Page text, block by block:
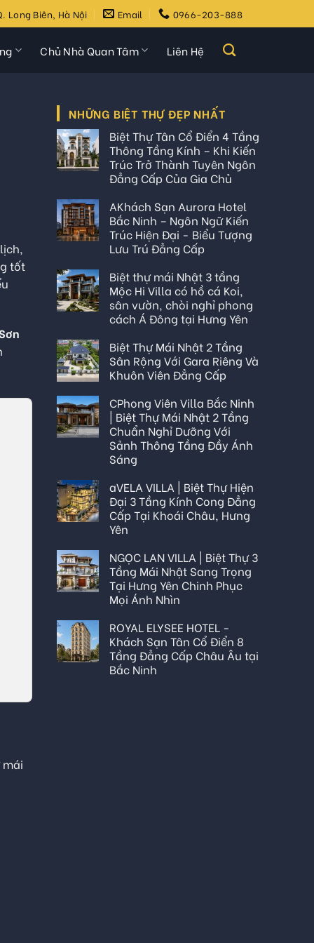
Long Biên, Hà Nội Email 0966-203-888
Chủ Nhà Quan Tâm Liên Hệ
tốt
NHỮNG BIỆT THỰ ĐẸP NHẤT
Biệt Thự Tân Cổ Điển 4 Tầng
Thông Tầng Kính – Khi Kiến
Trúc Trở Thành Tuyên Ngôn
Đẳng Cấp Của Gia Chủ
AKhách Sạn Aurora Hotel
Bắc Ninh – Ngôn Ngữ Kiến
Trúc Hiện Đại - Biểu Tượng
Lưu Trú Đẳng Cấp
Biệt thự mái Nhật 3 tầng
Mộc Hi Villa có hồ cá Koi,
sân vườn, chòi nghỉ phong
cách Á Đông tại Hưng Yên
Biệt Thự Mái Nhật 2 Tầng
Sân Rộng Với Gara Riêng Và
Khuôn Viên Đẳng Cấp
CPhong Viên Villa Bắc Ninh
| Biệt Thự Mái Nhật 2 Tầng
Chuẩn Nghỉ Dưỡng Với
Sảnh Thông Tầng Đầy Ánh
Sáng
aVELA VILLA | Biệt Thự Hiện
Đại 3 Tầng Kính Cong Đẳng
Cấp Tại Khoái Châu, Hưng
Yên
NGỌC LAN VILLA | Biệt Thự 3
Tầng Mái Nhật Sang Trọng
Tại Hưng Yên Chinh Phục
Mọi Ánh Nhìn
ROYAL ELYSEE HOTEL -
Khách Sạn Tân Cổ Điển 8
Tầng Đẳng Cấp Châu Âu tại
Bắc Ninh